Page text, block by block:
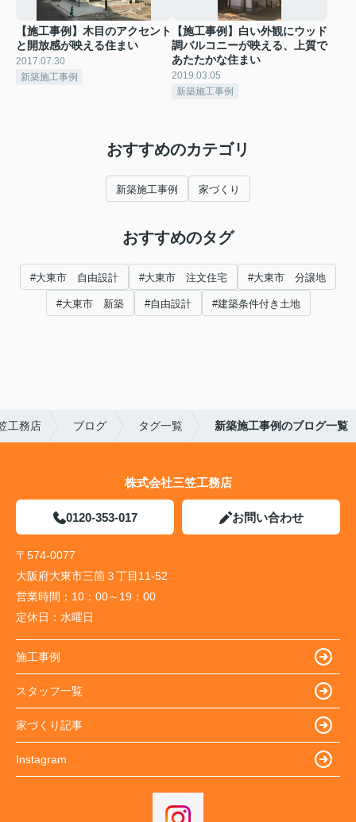
【施工事例】木目のアクセント
と開放感が映える住まい
2017.07.30
新築施工事例
【施工事例】白い外観にウッド
調バルコニーが映える、上質で
あたたかな住まい
2019.03.05
新築施工事例
おすすめのカテゴリ
新築施工事例 家づくり
おすすめのタグ
#大東市 自由設計 #大東市 注文住宅 #大東市 分譲地
#大東市 新築 #自由設計 #建築条件付き土地
工務店 ブログ タグ一覧 新築施工事例のブログ一覧
株式会社三笠工務店
0120-353-017 お問い合わせ
〒574-0077
大阪府大東市三箇３丁目11-52
営業時間： 10：00～19：00
定休日： 水曜日
施工事例
スタッフ一覧
家づくり記事
Instagram